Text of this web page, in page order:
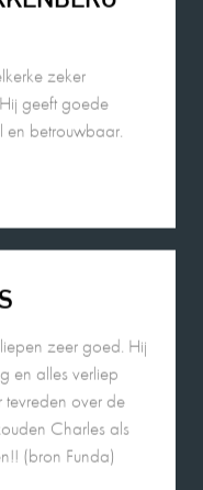
zeker
betrouwbaar.
zeer goed. Hij
over de
Charles als
(bron Funda)